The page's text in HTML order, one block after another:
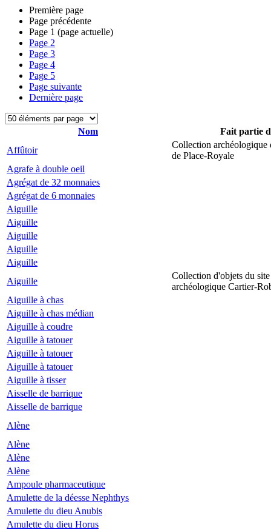
Première page
Page précédente
Page 1 (page actuelle)
Page 2
Page 3
Page 4
Page 5
Page suivante
Dernière page
Nom
Fait partie
Affûtoir
Collection archéologique
de Place-Royale
Agrafe à double oeil
Agrégat de 32 monnaies
Agrégat de 6 monnaies
Aiguille
Aiguille
Aiguille
Aiguille
Aiguille
Aiguille
Collection d'objets du site
archéologique Cartier-
Aiguille à chas
Aiguille à chas médian
Aiguille à coudre
Aiguille à tatouer
Aiguille à tatouer
Aiguille à tatouer
Aiguille à tisser
Aisselle de barrique
Aisselle de barrique
Alène
Alène
Alène
Alène
Ampoule pharmaceutique
Amulette de la déesse Nephthys
Amulette du dieu Anubis
Amulette du dieu Horus